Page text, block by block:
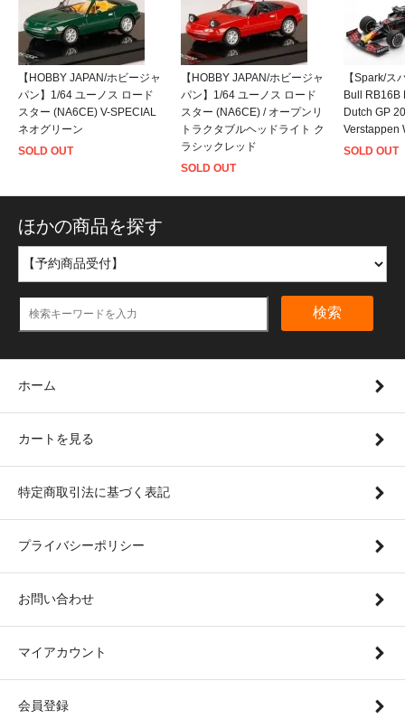
【HOBBY JAPAN/ホビージャ
パン】1/64 ユーノス ロード
スター (NA6CE) V-SPECIAL
ネオグリーン
SOLD OUT
【HOBBY JAPAN/ホビージャ
パン】1/64 ユーノス ロード
スター (NA6CE) / オープンリ
トラクタブルヘッドライト ク
ラシックレッド
SOLD OUT
【Spark/ス
Bull RB16B
Dutch GP
Verstappen
SOLD OUT
ほかの商品を探す
検索
ホーム
カートを見る
特定商取引法に基づく表記
プライバシーポリシー
お問い合わせ
マイアカウント
会員登録